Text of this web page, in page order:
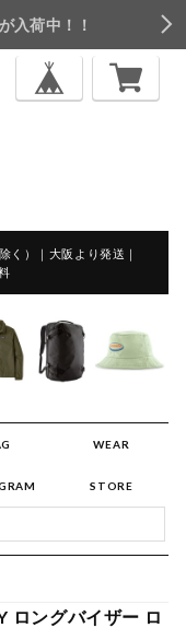
入荷中！！
く）｜大阪より発送｜
WEAR
STORE
ロングバイザー ロ